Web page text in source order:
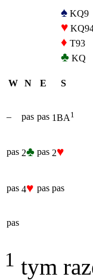
♠ KQ9
♥
♦ T93
♣ KQ
W N E S
– pas pas 1BA 1
pas 2♣ pas 2♥
pas 4♥ pas pas
pas
1 tym